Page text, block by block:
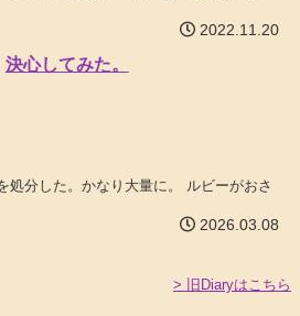
2022.11.20
決心してみた。
処分した。かなり大量に。 ルビーがおさ
2026.03.08
> 旧Diaryはこちら